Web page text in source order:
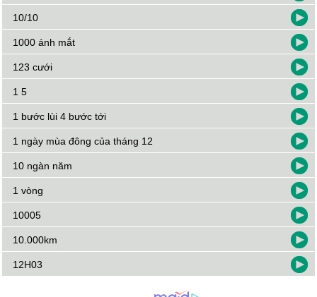
10/10
1000 ánh mắt
123 cưới
1 5
1 bước lùi 4 bước tới
1 ngày mùa đông của tháng 12
10 ngàn năm
1 vòng
10005
10.000km
12H03